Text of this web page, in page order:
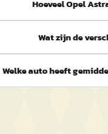
Hoeveel Opel
Wat zijn de
Welke auto heeft